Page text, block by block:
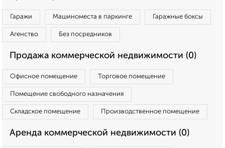
Гаражи Машиноместа в паркинге Гаражные боксы
Агенство Без посредников
Продажа коммерческой недвижимости (0)
Офисное помещение Торговое помещение
Помещение свободного назначения
Складское помещение Производственное помещение
Аренда коммерческой недвижимости (0)